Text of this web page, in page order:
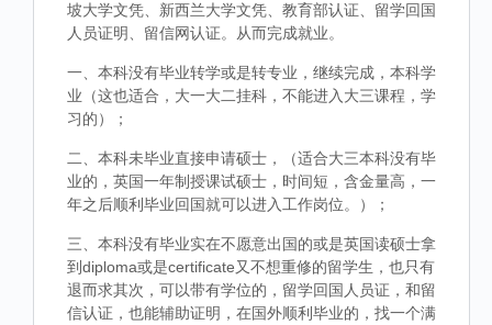
坡大学文凭、新西兰大学文凭、教育部认证、留学回国
人员证明、留信网认证。从而完成就业。
一、本科没有毕业转学或是转专业，继续完成，本科学
业（这也适合，大一大二挂科，不能进入大三课程，学
习的）；
二、本科未毕业直接申请硕士，（适合大三本科没有毕
业的，英国一年制授课试硕士，时间短，含金量高，一
年之后顺利毕业回国就可以进入工作岗位。）；
三、本科没有毕业实在不愿意出国的或是英国读硕士拿
到diploma或是certificate又不想重修的留学生，也只有
退而求其次，可以带有学位的，留学回国人员证，和留
信认证，也能辅助证明，在国外顺利毕业的，找一个满